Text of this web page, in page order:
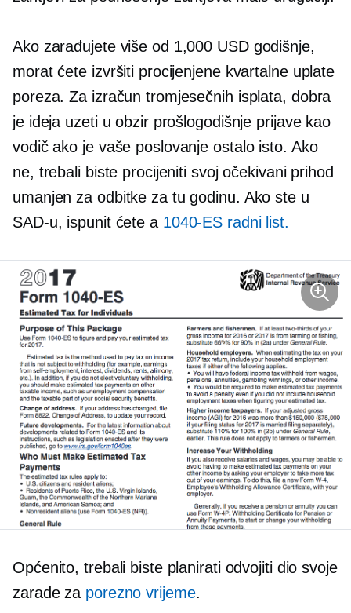
Ako zarađujete više od 1,000 USD godišnje,
morat ćete izvršiti procijenjene kvartalne uplate
poreza. Za izračun tromjesečnih isplata, dobra
je ideja uzeti u obzir prošlogodišnje prijave kao
vodič ako je vaše poslovanje ostalo isto. Ako
ne, trebali biste procijeniti svoj očekivani prihod
umanjen za odbitke za tu godinu. Ako ste u
SAD-u, ispunit ćete a 1040-ES radni list.
Općenito, trebali biste planirati odvojiti dio svoje
zarade za porezno vrijeme.